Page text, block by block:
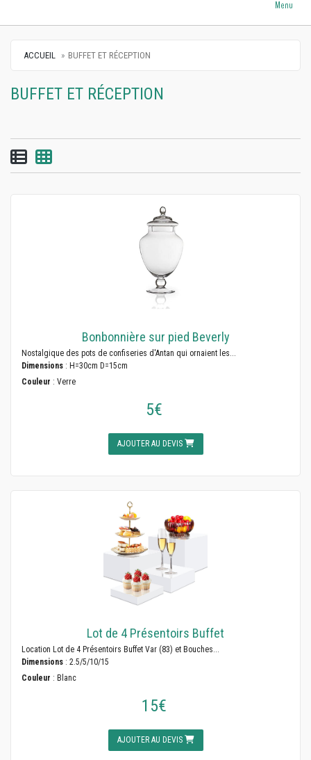
Menu
ACCUEIL BUFFET ET RÉCEPTION
BUFFET ET RÉCEPTION
Vue par liste
Vue par grille
Bonbonnière sur pied Beverly
Nostalgique des pots de confiseries d'Antan qui ornaient les...
Dimensions : H=30cm D=15cm
Couleur : Verre
5€
AJOUTER AU DEVIS
Lot de 4 Présentoirs Buffet
Location Lot de 4 Présentoirs Buffet Var (83) et Bouches...
Dimensions : 2.5/5/10/15
Couleur : Blanc
15€
AJOUTER AU DEVIS